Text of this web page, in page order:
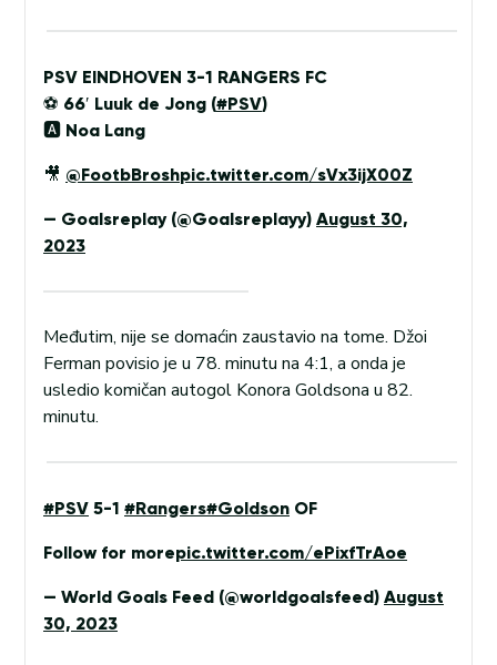
PSV EINDHOVEN 3-1 RANGERS FC
⚽ 66′ Luuk de Jong (#PSV)
🅰️ Noa Lang
🎥 @FootbBroshpic.twitter.com/sVx3ijX00Z
— Goalsreplay (@Goalsreplayy) August 30,
2023
Međutim, nije se domaćin zaustavio na tome. Džoi
Ferman povisio je u 78. minutu na 4:1, a onda je
usledio komičan autogol Konora Goldsona u 82.
minutu.
#PSV 5-1 #Rangers#Goldson OF
Follow for morepic.twitter.com/ePixfTrAoe
— World Goals Feed (@worldgoalsfeed) August
30, 2023